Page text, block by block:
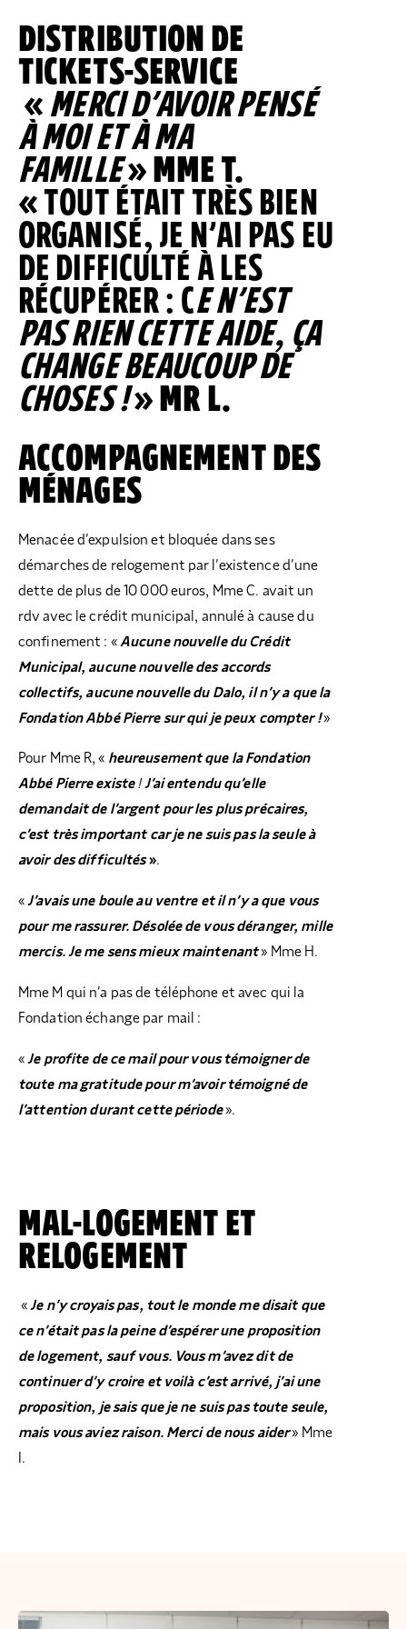
DISTRIBUTION DE
TICKETS-SERVICE
« MERCI D’AVOIR PENSÉ
À MOI ET À MA
FAMILLE» MME T.
« TOUT ÉTAIT TRÈS BIEN
ORGANISÉ, JE N’AI PAS EU
DE DIFFICULTÉ À LES
RÉCUPÉRER : CE N’EST
PAS RIEN CETTE AIDE, ÇA
CHANGE BEAUCOUP DE
CHOSES !» MR L.
ACCOMPAGNEMENT DES
MÉNAGES
Menacée d’expulsion et bloquée dans ses
démarches de relogement par l’existence d’une
dette de plus de 10 000 euros, Mme C. avait un
rdv avec le crédit municipal, annulé à cause du
confinement : « Aucune nouvelle du Crédit
Municipal, aucune nouvelle des accords
collectifs, aucune nouvelle du Dalo, il n’y a que la
Fondation Abbé Pierre sur qui je peux compter !»
Pour Mme R, « heureusement que la Fondation
Abbé Pierre existe! J’ai entendu qu’elle
demandait de l’argent pour les plus précaires,
c’est très important car je ne suis pas la seule à
avoir des difficultés».
«J’avais une boule au ventre et il n’y a que vous
pour me rassurer. Désolée de vous déranger, mille
mercis. Je me sens mieux maintenant» Mme H.
Mme M qui n’a pas de téléphone et avec qui la
Fondation échange par mail :
« Je profite de ce mail pour vous témoigner de
toute ma gratitude pour m’avoir témoigné de
l’attention durant cette période».
MAL-LOGEMENT ET
RELOGEMENT
«Je n’y croyais pas, tout le monde me disait que
ce n’était pas la peine d’espérer une proposition
de logement, sauf vous. Vous m’avez dit de
continuer d’y croire et voilà c’est arrivé, j’ai une
proposition, je sais que je ne suis pas toute seule,
mais vous aviez raison. Merci de nous aider» Mme
I.